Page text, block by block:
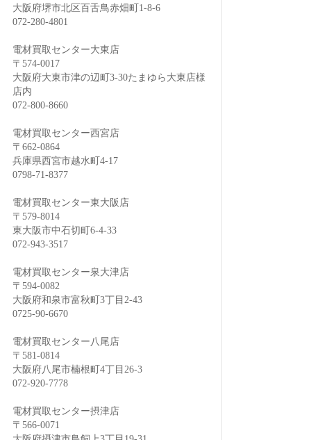
大阪府堺市北区百舌鳥赤畑町1-8-6
072-280-4801
電材買取センター大東店
〒574-0017
大阪府大東市津の辺町3-30たまゆら大東店様
店内
072-800-8660
電材買取センター西宮店
〒662-0864
兵庫県西宮市越水町4-17
0798-71-8377
電材買取センター東大阪店
〒579-8014
東大阪市中石切町6-4-33
072-943-3517
電材買取センター泉大津店
〒594-0082
大阪府和泉市富秋町3丁目2-43
0725-90-6670
電材買取センター八尾店
〒581-0814
大阪府八尾市楠根町4丁目26-3
072-920-7778
電材買取センター摂津店
〒566-0071